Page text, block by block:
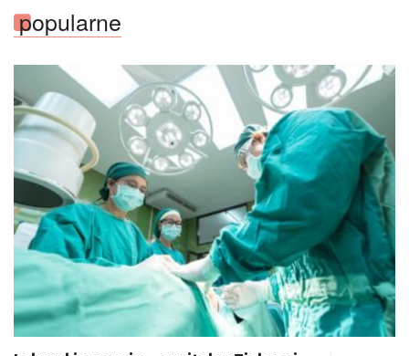
popularne